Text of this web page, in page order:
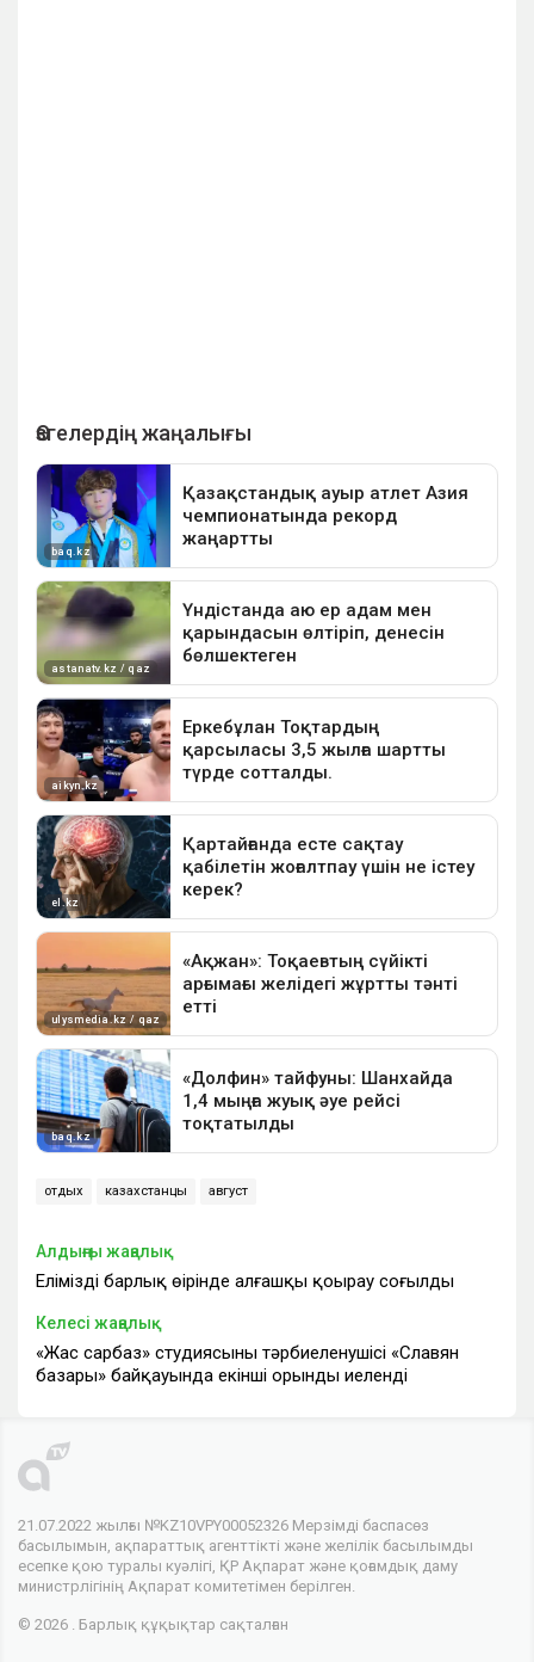
отдых казахстанцы август
Алдыңғы жаңалық
Еліміздің барлық өңірінде алғашқы қоңырау соғылды
Келесі жаңалық
«Жас сарбаз» студиясының тәрбиеленушісі «Славян
базары» байқауында екінші орынды иеленді
21.07.2022 жылғы №KZ10VPY00052326 Мерзімді баспасөз
басылымын, ақпараттық агенттікті және желілік басылымды
есепке қою туралы куәлігі, ҚР Ақпарат және қоғамдық даму
министрлігінің Ақпарат комитетімен берілген.
© 2026 . Барлық құқықтар сақталған